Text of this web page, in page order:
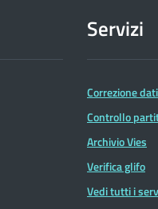
Servizi
Correzione
Controllo
Archivio Vies
Verifica glifo
Vedi tutti i